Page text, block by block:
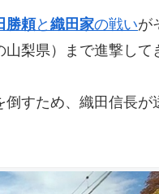
勝頼と 織田家の戦いが
山梨県）まで進撃して
すため、織田信長が